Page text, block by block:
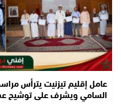
عامل إقليم تيزنيت يترأس
السامي ويشرف على توشيح